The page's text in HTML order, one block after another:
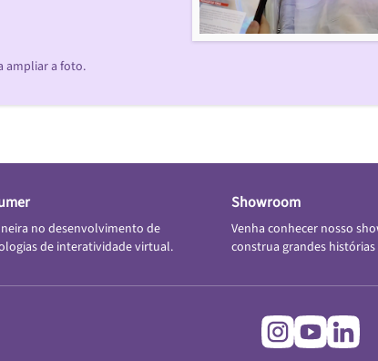
ampliar a foto.
no desenvolvimento de
de interatividade virtual.
Showroom
Venha conhecer nosso
construa grandes